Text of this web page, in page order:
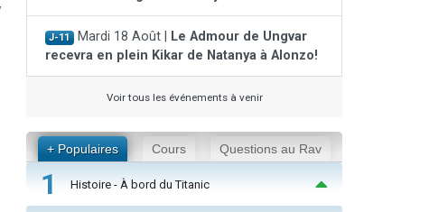
J-11 Mardi 18 Août |
Le Admour de Ungvar
recevra en plein Kikar de Natanya à Alonzo!
Voir tous les événements à venir
+ Populaires Cours Questions au Rav
1 Histoire - À bord du Titanic